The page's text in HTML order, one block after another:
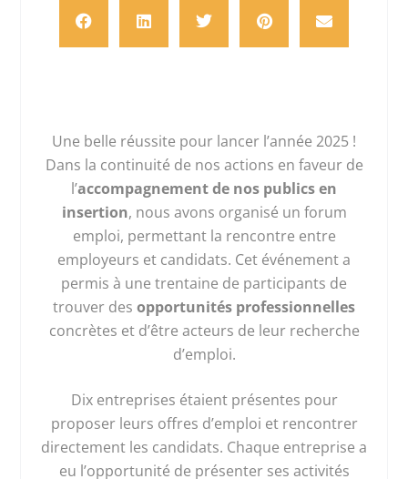
Une belle réussite pour lancer l’année 2025 !
Dans la continuité de nos actions en faveur de
l’accompagnement de nos publics en
insertion, nous avons organisé un forum
emploi, permettant la rencontre entre
employeurs et candidats. Cet événement a
permis à une trentaine de participants de
trouver des opportunités professionnelles
concrètes et d’être acteurs de leur recherche
d’emploi.
Dix entreprises étaient présentes pour
proposer leurs offres d’emploi et rencontrer
directement les candidats. Chaque entreprise a
eu l’opportunité de présenter ses activités